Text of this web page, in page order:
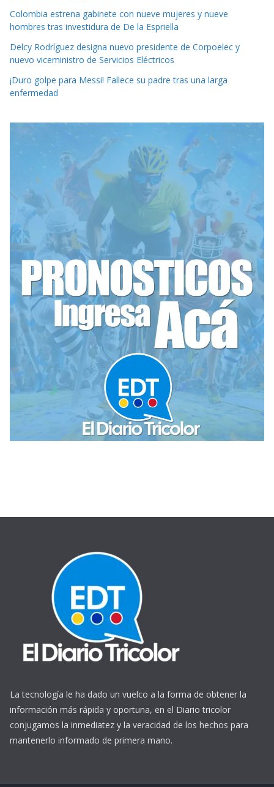
Colombia estrena gabinete con nueve mujeres y nueve
hombres tras investidura de De la Espriella
Delcy Rodríguez designa nuevo presidente de Corpoelec y
nuevo viceministro de Servicios Eléctricos
¡Duro golpe para Messi! Fallece su padre tras una larga
enfermedad
La tecnología le ha dado un vuelco a la forma de obtener la
información más rápida y oportuna, en el Diario tricolor
conjugamos la inmediatez y la veracidad de los hechos para
mantenerlo informado de primera mano.